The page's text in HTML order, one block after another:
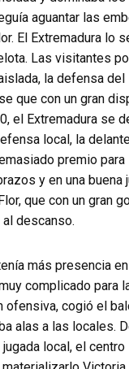
aguantar las
El Extremadura lo
Las visitantes
la defensa
que con un gran
el Extremadura
local, la
premio
y en una
que con un gran
descanso.
más presencia
complicado
cogió el
alas a las locales.
local, el